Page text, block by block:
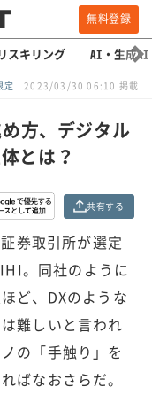
無料登録
スキリング AI・生成AI
定 2023/03/30 06:10 掲載
方、デジタル
とは？
共有する
券取引所が選定
。同社のように
ど、DXのような
難しいと言われ
の「手触り」を
ばなおさらだ。